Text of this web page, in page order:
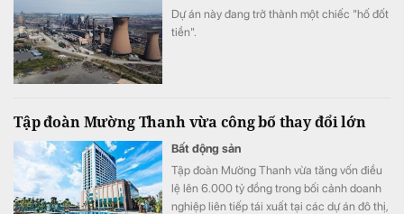
Dự án này đang trở thành một chiếc "hố đốt
tiền".
Tập đoàn Mường Thanh vừa công bố thay đổi lớn
Bất động sản
Tập đoàn Mường Thanh vừa tăng vốn điều
lệ lên 6.000 tỷ đồng trong bối cảnh doanh
nghiệp liên tiếp tái xuất tại các dự án đô thị,